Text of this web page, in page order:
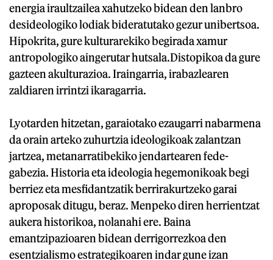
energia iraultzailea xahutzeko bidean den lanbro
desideologiko lodiak bideratutako gezur unibertsoa.
Hipokrita, gure kulturarekiko begirada xamur
antropologiko aingerutar hutsala.Distopikoa da gure
gazteen akulturazioa. Iraingarria, irabazlearen
zaldiaren irrintzi ikaragarria.
Lyotarden hitzetan, garaiotako ezaugarri nabarmena
da orain arteko zuhurtzia ideologikoak zalantzan
jartzea, metanarratibekiko jendartearen fede-
gabezia. Historia eta ideologia hegemonikoak begi
berriez eta mesfidantzatik berrirakurtzeko garai
aproposak ditugu, beraz. Menpeko diren herrientzat
aukera historikoa, nolanahi ere. Baina
emantzipazioaren bidean derrigorrezkoa den
esentzialismo estrategikoaren indar gune izan